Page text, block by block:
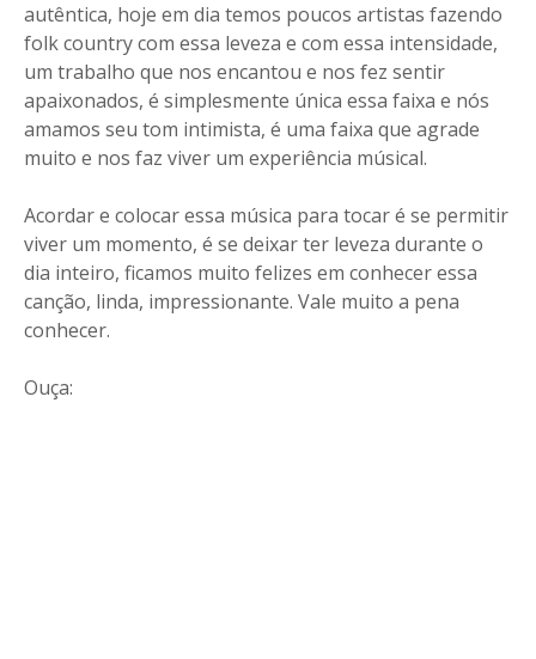
autêntica, hoje em dia temos poucos artistas fazendo
folk country com essa leveza e com essa intensidade,
um trabalho que nos encantou e nos fez sentir
apaixonados, é simplesmente única essa faixa e nós
amamos seu tom intimista, é uma faixa que agrade
muito e nos faz viver um experiência músical.
Acordar e colocar essa música para tocar é se permitir
viver um momento, é se deixar ter leveza durante o
dia inteiro, ficamos muito felizes em conhecer essa
canção, linda, impressionante. Vale muito a pena
conhecer.
Ouça: